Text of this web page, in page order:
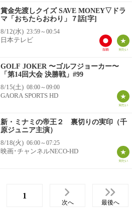
賞金先渡しクイズ SAVE MONEY▽ドラ
マ「おちたらおわり」７話[字]
8/12(水) 23:59～00:54
日本テレビ
GOLF JOKER 〜ゴルフジョーカー〜
「第14回大会 決勝戦」#99
8/15(土) 08:00～09:00
GAORA SPORTS HD
新・ミナミの帝王２ 裏切りの実印（千
原ジュニア主演）
8/18(火) 06:00～07:25
映画･チャンネルNECO-HD
1
次へ 最後へ